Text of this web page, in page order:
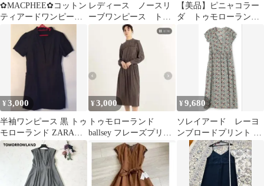
✿MACPHEE✿コットン
ティアードワンピース
チャコールグレー 日本
レディース ノースリ
ーブワンピース トゥ
モローランド ベルト
【美品】ピニャコラー
ダ トゥモローラン
ド ランダムドットギ
ャザーフレアワンピー
¥3,000
半袖ワンピース 黒 トゥ
モローランド ZARA
ICB バナナリパブリッ
¥3,000
トゥモローランド
ballsey フレーズプリン
ト スタンドネックワ
ンピース
¥9,680
ソレイアード レーヨ
ンブロードプリント バ
タフライスリーブワン
ピース